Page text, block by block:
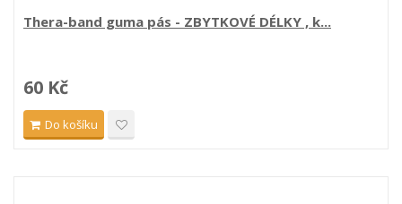
Thera-band guma pás - ZBYTKOVÉ DÉLKY , k...
60 Kč
Do košíku